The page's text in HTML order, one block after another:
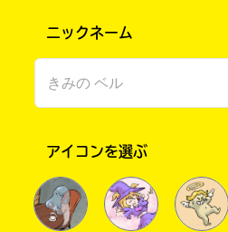
ニックネーム
アイコンを選ぶ